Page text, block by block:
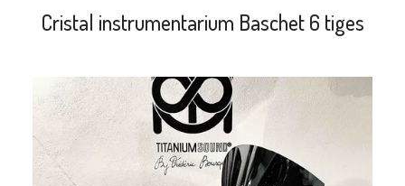
Cristal instrumentarium Baschet 6 tiges